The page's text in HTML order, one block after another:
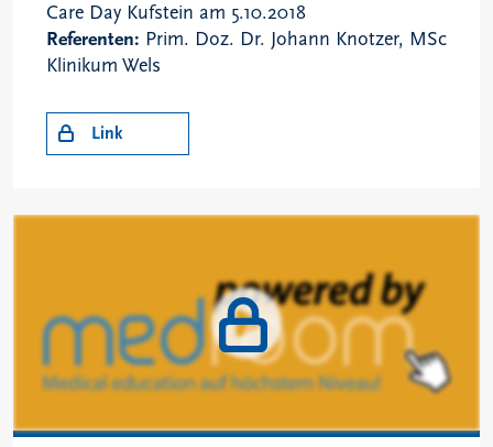
Care Day Kufstein am 5.10.2018
Referenten: Prim. Doz. Dr. Johann Knotzer, MSc
Klinikum Wels
Link